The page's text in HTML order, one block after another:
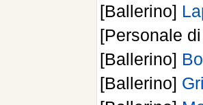
[Ballerino]
[Personale
[Ballerino]
[Ballerino]